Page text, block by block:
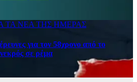
ΤΑ ΝΕΑ ΤΗΣ ΗΜΕΡΑΣ
για τον 58χρονο από το
σε ρέμα